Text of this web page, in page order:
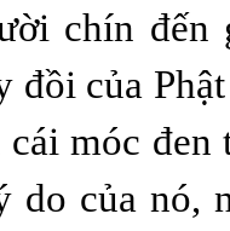
chín đến
đồi của
móc đen
do của nó,